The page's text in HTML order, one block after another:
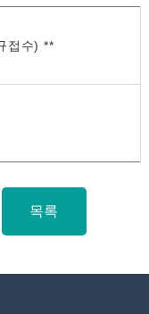
접수) **
목록